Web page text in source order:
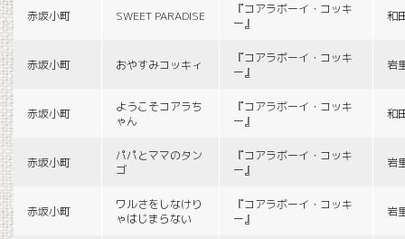
赤坂小町 SWEET PARADISE
『コアラボーイ・コッキ
ー』
和
赤坂小町 おやすみコッキィ
『コアラボーイ・コッキ
ー』
岩
赤坂小町
ようこそコアラち
ゃん
『コアラボーイ・コッキ
ー』
和
赤坂小町
パパとママのタン
ゴ
『コアラボーイ・コッキ
ー』
岩
赤坂小町
ワルさをしなけり
ゃはじまらない
『コアラボーイ・コッキ
ー』
岩